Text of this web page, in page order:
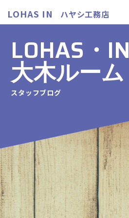
LOHAS IN ハヤシ工務店
LOHAS・IN
大木ルーム
スタッフブログ